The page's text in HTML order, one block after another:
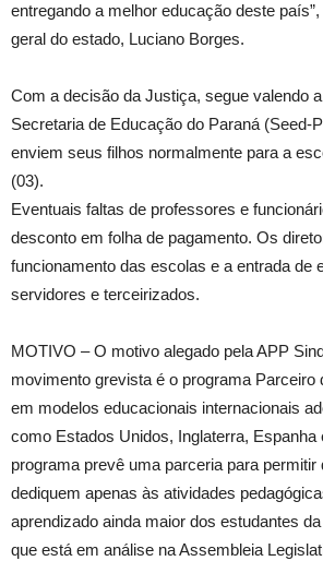
entregando a melhor educação deste
geral do estado, Luciano Borges.
Com a decisão da Justiça, segue valendo
Secretaria de Educação do Paraná (Seed-
enviem seus filhos normalmente para a
(03).
Eventuais faltas de professores e
desconto em folha de pagamento. Os
funcionamento das escolas e a entrada de
servidores e terceirizados.
MOTIVO – O motivo alegado pela APP
movimento grevista é o programa Parceiro
em modelos educacionais internacionais
como Estados Unidos, Inglaterra, Espanha
programa prevê uma parceria para
dediquem apenas às atividades
aprendizado ainda maior dos estudantes
que está em análise na Assembleia